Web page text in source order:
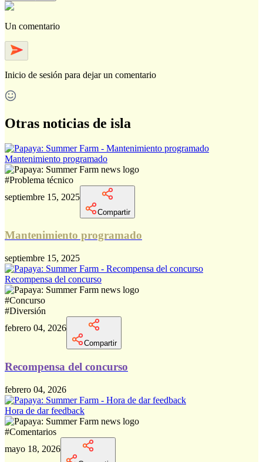
Un comentario
Inicio de sesión para dejar un comentario
Otras noticias de isla
Mantenimiento programado
#Problema técnico
septiembre 15, 2025
Compartir
Mantenimiento programado
septiembre 15, 2025
Recompensa del concurso
#Concurso
#Diversión
febrero 04, 2026
Compartir
Recompensa del concurso
febrero 04, 2026
Hora de dar feedback
#Comentarios
mayo 18, 2026